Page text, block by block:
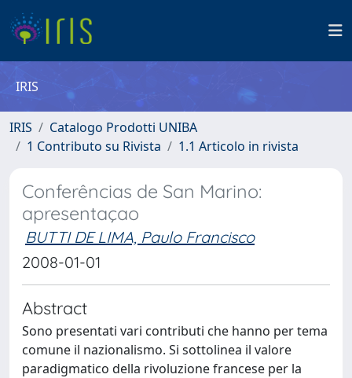
IRIS
IRIS
Catalogo Prodotti UNIBA
1 Contributo su Rivista
1.1 Articolo in rivista
Conferências de San Marino:
apresentaçao
BUTTI DE LIMA, Paulo Francisco
2008-01-01
Abstract
Sono presentati vari contributi che hanno per tema
comune il nazionalismo. Si sottolinea il valore
paradigmatico della rivoluzione francese per la